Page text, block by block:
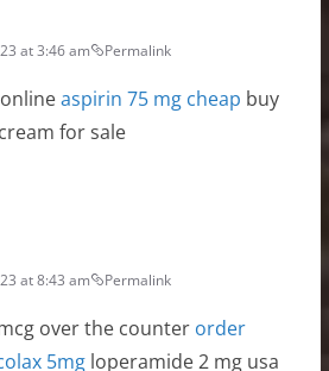
at 3:46 am Permalink
aspirin 75 mg cheap buy
for sale
at 8:43 am Permalink
over the counter order
5mgloperamide 2 mg usa